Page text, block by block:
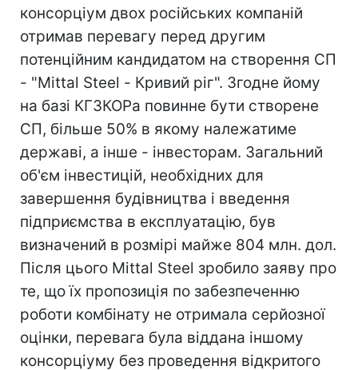
консорціум двох російських компаній
отримав перевагу перед другим
потенційним кандидатом на створення СП
- "Mittal Steel - Кривий ріг". Згодне йому
на базі КГЗКОРа повинне бути створене
СП, більше 50% в якому належатиме
державі, а інше - інвесторам. Загальний
об'єм інвестицій, необхідних для
завершення будівництва і введення
підприємства в експлуатацію, був
визначений в розмірі майже 804 млн. дол.
Після цього Mittal Steel зробило заяву про
те, що їх пропозиція по забезпеченню
роботи комбінату не отримала серйозної
оцінки, перевага була віддана іншому
консорціуму без проведення відкритого